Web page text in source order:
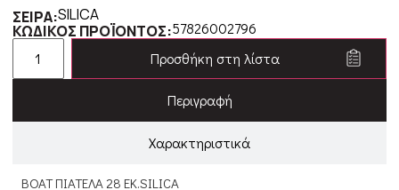
ΣΕΙΡΑ:SILICA
ΚΩΔΙΚΟΣ ΠΡΟΪΟΝΤΟΣ:57826002796
Προσθήκη στη λίστα
Περιγραφή
Χαρακτηριστικά
BOAT ΠΙΑΤΕΛΑ 28 ΕΚ.SILICA